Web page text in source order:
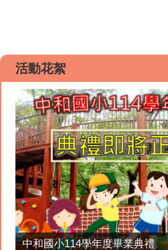
活動花絮
中和國小114學年度畢業典禮